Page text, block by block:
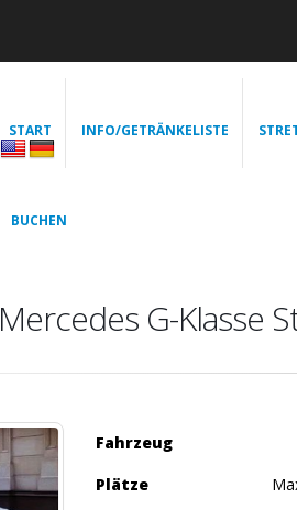
START INFO/GETRÄNKELISTE
BUCHEN
Mercedes G-Klasse
Fahrzeug
Plätze